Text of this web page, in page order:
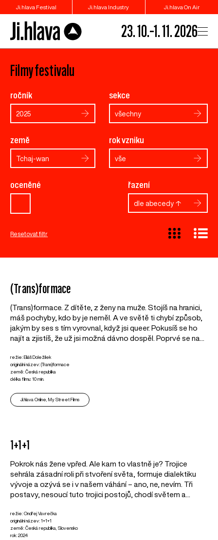
Ji.hlava Festival Ji.hlava Industry Ji.hlava On Air
23. 10.–1. 11. 2026
Filmy festivalu
ročník
2025
sekce
všechny
země
Tchaj-wan
rok vzniku
vše
oceněné řazení
dle abecedy ↑
Resetovat filtr
(Trans)formace
(Trans)formace. Z dítěte, z ženy na muže. Stojíš na hranici,
máš pochyby, kdo by je neměl. A ve světě ti chybí způsob,
jakým by ses s tím vyrovnal, když jsi queer. Pokusíš se ho
najít a zjistíš, že už jsi možná dávno dospěl. Poprvé se na...
režie: Eliáš Doležílek
originální název: (Trans)formace
země: Česká republika
délka filmu: 10 min.
Ji.hlava Online, My Street Films
1+1+1
Pokrok nás žene vpřed. Ale kam to vlastně je? Trojice
sehrála zásadní roli při stvoření světa, formuje dialektiku
vývoje a ozývá se i v našem váhání – ano, ne, nevím. Tři
postavy, nesoucí tuto trojici postojů, chodí světem a...
režie: Ondřej Vavrečka
originální název: 1+1+1
země: Česká republika, Slovensko
rok: 2024